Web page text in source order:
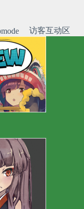
访客互动区